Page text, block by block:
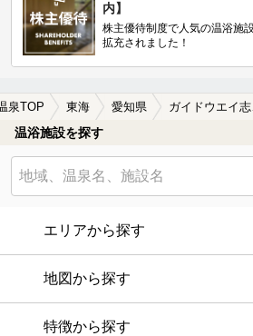
内】
株主優待制度で人気の温浴施
拡充されました！
泉TOP 東海 愛知県
温浴施設を探す
エリアから探す
地図から探す
特徴から探す